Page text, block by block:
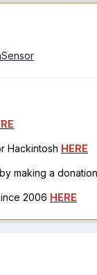
Hackintosh HERE
making a donation
2006 HERE